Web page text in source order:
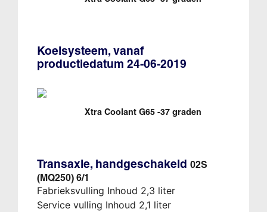
Koelsysteem, vanaf
productiedatum 24-06-2019
Xtra Coolant G65 -37 graden
Transaxle, handgeschakeld 02S
(MQ250) 6/1
Fabrieksvulling Inhoud 2,3 liter
Service vulling Inhoud 2,1 liter